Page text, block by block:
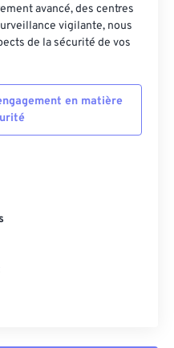
avancé, des centres
vigilante, nous
de la sécurité de vos
en matière